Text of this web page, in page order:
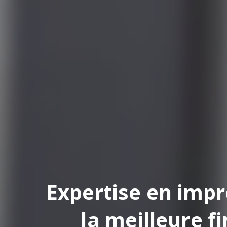
en
la meilleure finition